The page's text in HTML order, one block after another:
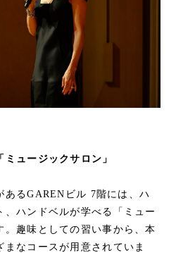
ュージックサロン」
あるGARENビル 7階には、ハ
、ハンドベルが学べる「ミュー
。趣味としての習い事から、本
なコースが用意されていま